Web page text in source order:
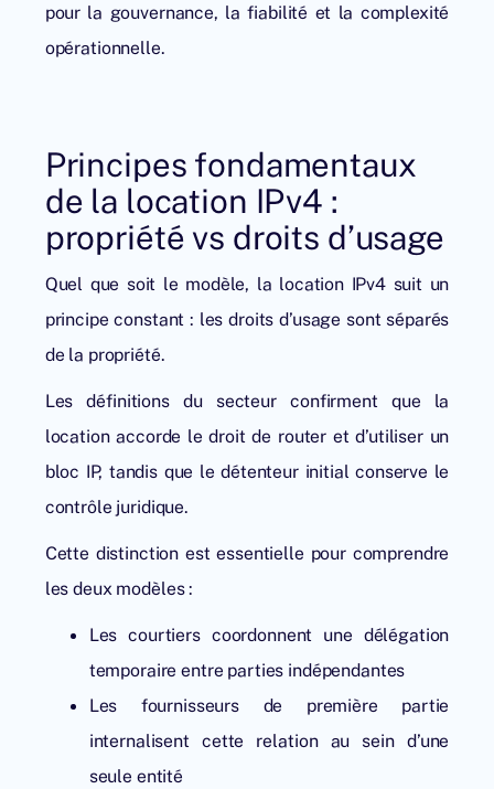
pour la gouvernance, la fiabilité et la complexité
opérationnelle.
Principes fondamentaux
de la location IPv4 :
propriété vs droits d’usage
Quel que soit le modèle, la location IPv4 suit un
principe constant : les droits d’usage sont séparés
de la propriété.
Les définitions du secteur confirment que la
location accorde le droit de router et d’utiliser un
bloc IP, tandis que le détenteur initial conserve le
contrôle juridique.
Cette distinction est essentielle pour comprendre
les deux modèles :
Les courtiers coordonnent une délégation
temporaire entre parties indépendantes
Les fournisseurs de première partie
internalisent cette relation au sein d’une
seule entité